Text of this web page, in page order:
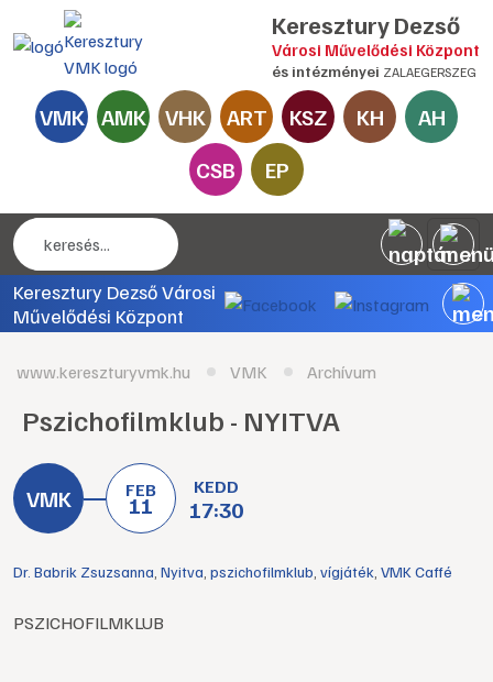
Keresztury Dezső
Városi Művelődési Központ
és intézményei ZALAEGERSZEG
VMK AMK VHK ART KSZ KH
AH
CSB
EP
Keresztury Dezső Városi
Művelődési Központ
www.kereszturyvmk.hu VMK Archívum
Pszichofilmklub - NYITVA
FEB
11
KEDD
17:30
Dr. Babrik Zsuzsanna Nyitva pszichofilmklub vígjáték VMK Caffé
PSZICHOFILMKLUB